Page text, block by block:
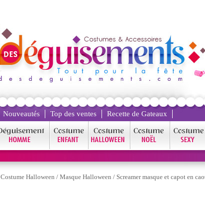
Nouveautés Top des ventes Recette de Gateaux
Costume Halloween / Masque Halloween / Screamer masque et capot en